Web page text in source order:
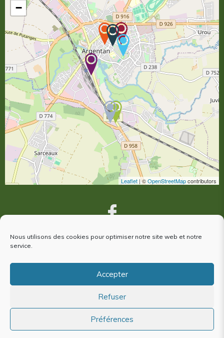
Nous utilisons des cookies pour optimiser notre site web et notre
service.
Accepter
Refuser
Préférences
−
Leaflet | ©OpenStreetMapcontributors
votre avis nous intéresse !
Politique de cookies (EU)